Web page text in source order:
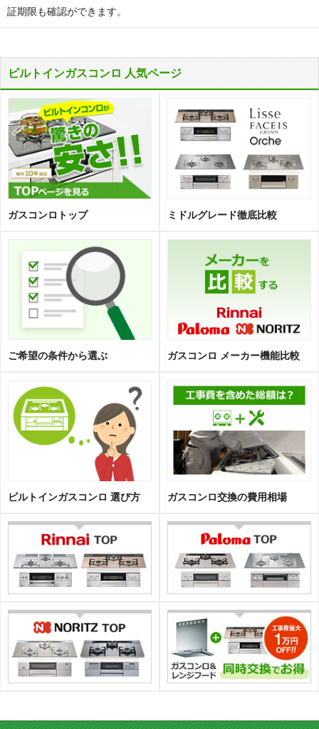
証期限も確認ができます。
ビルトインガスコンロ 人気ページ
ガスコンロトップ ミドルグレード徹底比較
ご希望の条件から選ぶ ガスコンロ メーカー機能比較
ビルトインガスコンロ 選び方 ガスコンロ交換の費用相場